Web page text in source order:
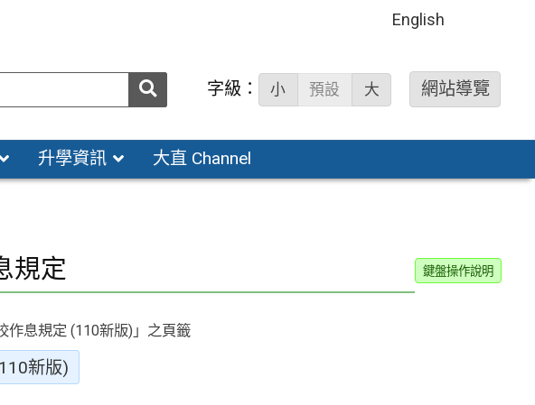
English
送出 字級： 小 預設 大 網站導覽
升學資訊 大直 Channel
鍵盤操作說明
規定
作息規定 (110新版)」之頁籤
新版)